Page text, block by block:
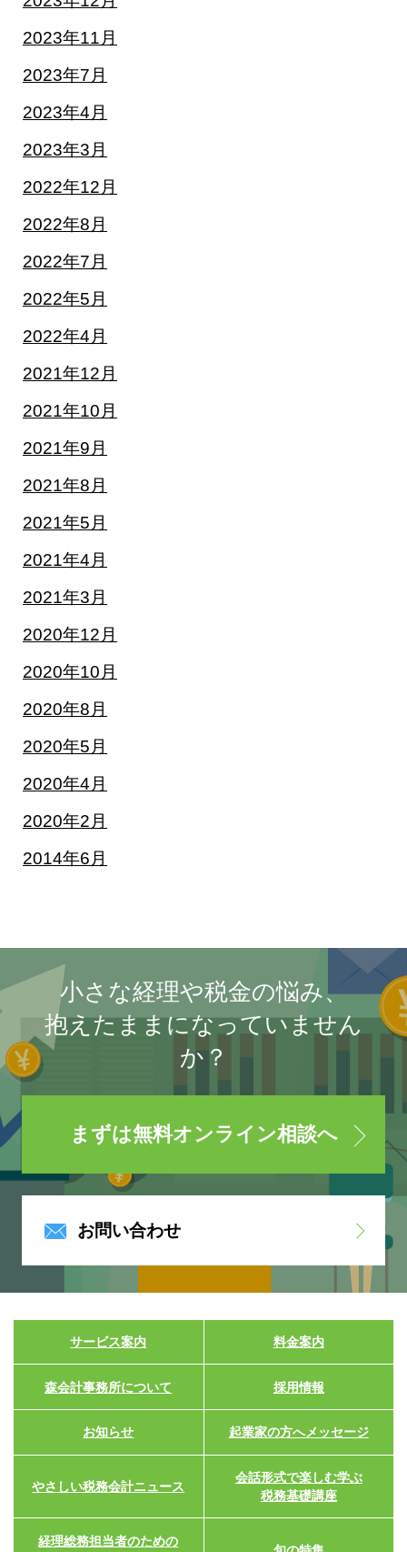
2023年11月
2023年7月
2023年4月
2023年3月
2022年12月
2022年8月
2022年7月
2022年5月
2022年4月
2021年12月
2021年10月
2021年9月
2021年8月
2021年5月
2021年4月
2021年3月
2020年12月
2020年10月
2020年8月
2020年5月
2020年4月
2020年2月
2014年6月
小さな経理や税金の悩み、
抱えたままになっていません
か？
まずは無料オンライン相談へ
お問い合わせ
サービス案内 料金案内
森会計事務所について 採用情報
お知らせ 起業家の方へメッセージ
やさしい税務会計ニュース
会話形式で楽しむ学ぶ
税務基礎講座
経理総務担当者のための